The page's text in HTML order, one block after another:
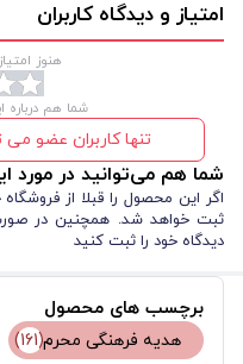
امتیاز و دیدگاه کاربران
هنوز
شما هم درباره
تنها کاربران عضو می
شما هم می‌توانید در مورد
اگر این محصول را قبلا از
ثبت خواهد شد. همچنین در
دیدگاه خود را ثبت کنید
برچسب های محصول
هدیه فرهنگی محرم(161)